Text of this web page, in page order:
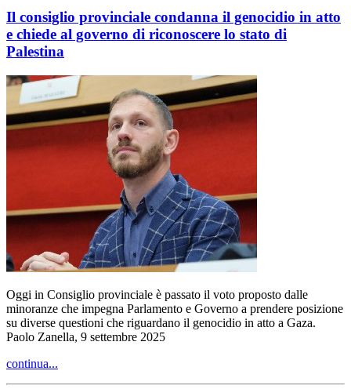
Il consiglio provinciale condanna il genocidio in atto
e chiede al governo di riconoscere lo stato di
Palestina
Oggi in Consiglio provinciale è passato il voto proposto dalle
minoranze che impegna Parlamento e Governo a prendere posizione
su diverse questioni che riguardano il genocidio in atto a Gaza.
Paolo Zanella, 9 settembre 2025
continua...